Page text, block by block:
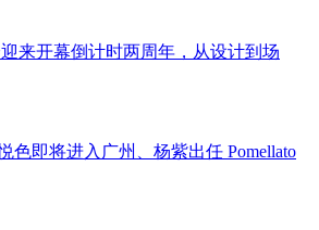
来开幕倒计时两周年，从设计到场
色即将进入广州、杨紫出任 Pomellato